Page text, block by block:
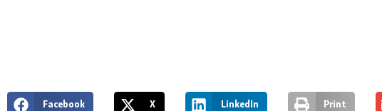
Facebook X LinkedIn Print